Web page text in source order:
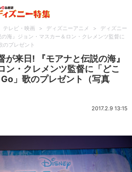
テレビ・映画 > ディズニーアニメ >
ディズニー
海』ジョン・マスカー＆ロン・クレメンツ監督に
のプレゼント
が来日! 『モアナと伝説の海』
ン・クレメンツ監督に「どこ
」歌のプレゼント（写真
2017.2.9 13:15